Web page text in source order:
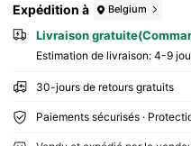
Expédition à Belgium
Livraison
Estimation de livraison: 4-9
30-jours de retours gratuits
Paiements sécurisés ·